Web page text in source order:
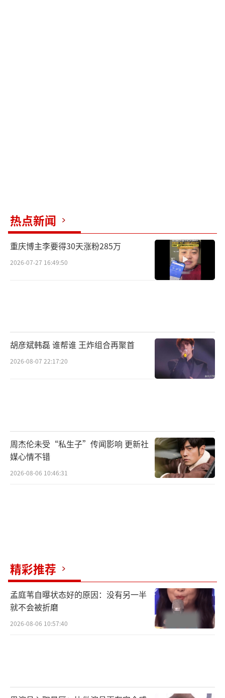
热点新闻
重庆博主李要得30天涨粉285万
2026-07-27 16:49:50
胡彦斌韩磊 谁帮谁 王炸组合再聚首
2026-08-07 22:17:20
周杰伦未受“私生子”传闻影响 更新社
媒心情不错
2026-08-06 10:46:31
精彩推荐
孟庭苇自曝状态好的原因：没有另一半
就不会被折磨
2026-08-06 10:57:40